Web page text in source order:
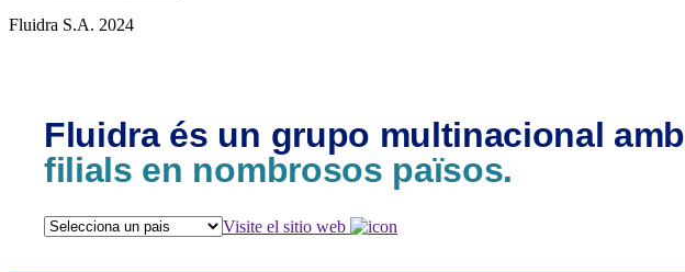
Fluidra S.A. 2024
Fluidra és un grupo multinacional amb
filials en nombrosos països.
Visite el sitio web